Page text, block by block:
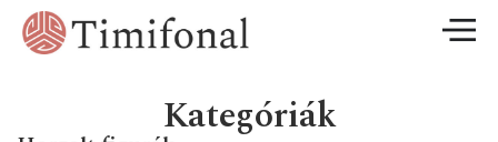
Kategóriák